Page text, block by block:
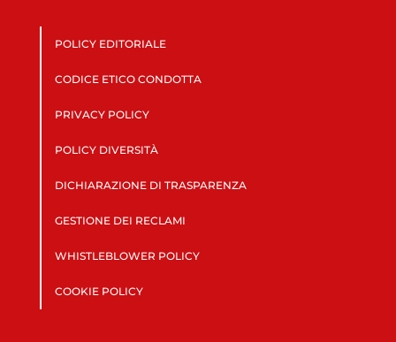
POLICY EDITORIALE
CODICE ETICO CONDOTTA
PRIVACY POLICY
POLICY DIVERSITÀ
DICHIARAZIONE DI TRASPARENZA
GESTIONE DEI RECLAMI
WHISTLEBLOWER POLICY
COOKIE POLICY